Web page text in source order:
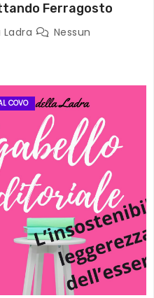
Ferragosto
Nessun
COVO